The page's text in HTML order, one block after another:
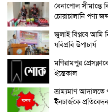
বেনাপোল সীমান্তে
চোরাচালানি পণ্য
জুলাই বিপ্লবে আমি
যবিপ্রবি উপাচার্য
মণিরামপুর
ইন্তেকাল
ভ্রাম্যমাণ
ইনচার্জকে